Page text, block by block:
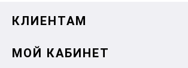
КЛИЕНТАМ
МОЙ КАБИНЕТ